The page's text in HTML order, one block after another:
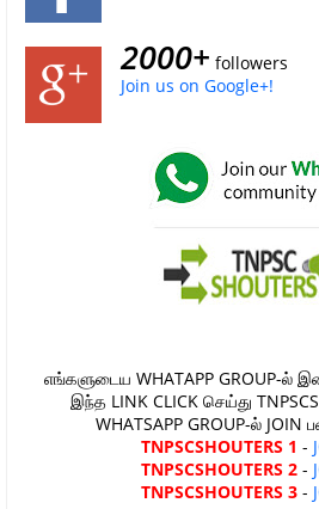
2000+ followers
Join us on Google+!
எங்களுடைய WHATAPP GROUP-ல்
இந்த LINK CLICK செய்து
WHATSAPP GROUP-ல்
TNPSCSHOUTERS 1 -
TNPSCSHOUTERS 2-
TNPSCSHOUTERS 3-